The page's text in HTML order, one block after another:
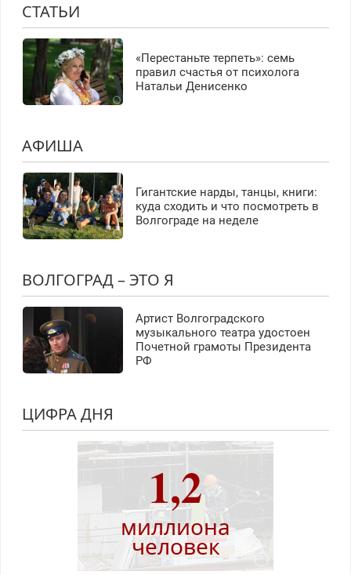
СТАТЬИ
«Перестаньте терпеть»: семь
правил счастья от психолога
Натальи Денисенко
АФИША
Гигантские нарды, танцы, книги:
куда сходить и что посмотреть в
Волгограде на неделе
ВОЛГОГРАД – ЭТО Я
Артист Волгоградского
музыкального театра удостоен
Почетной грамоты Президента
РФ
ЦИФРА ДНЯ
1,2
миллиона
человек